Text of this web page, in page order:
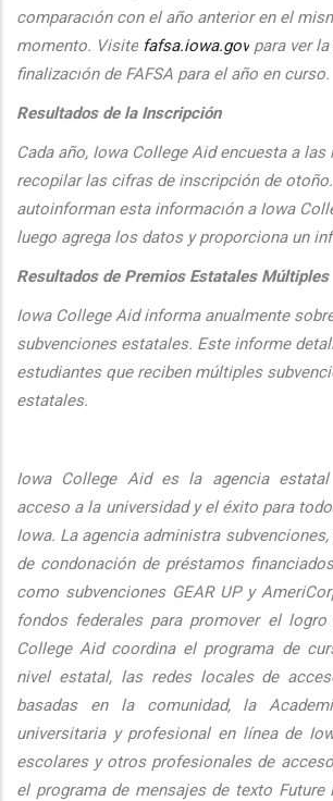
comparación con el año anterior en el
momento. Visite fafsa.iowa.gov para ver
finalización de FAFSA para el año en curso.
Resultados de la Inscripción
Cada año, Iowa College Aid encuesta a
recopilar las cifras de inscripción de oto
autoinforman esta información a Iowa
luego agrega los datos y proporciona un
Resultados de Premios Estatales Múltiples
Iowa College Aid informa anualmente
subvenciones estatales. Este informe
estudiantes que reciben múltiples
estatales.
Iowa College Aid es la agencia
acceso a la universidad y el éxito para
Iowa. La agencia administra
de condonación de préstamos
como subvenciones GEAR UP y
fondos federales para promover el logro
College Aid coordina el programa de
nivel estatal, las redes locales de
basadas en la comunidad, la
universitaria y profesional en línea de
escolares y otros profesionales de
el programa de mensajes de texto Future